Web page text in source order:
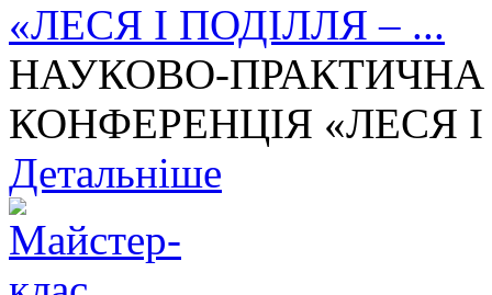
НАУКОВО-
КОНФЕРЕНЦІЯ «ЛЕСЯ І
Детальніше